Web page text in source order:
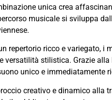
unica crea
musicale si sviluppa
repertorio ricco e variegato, i
versatilità stilistica. Grazie
unico e immediatamente
creativo e dinamico alla